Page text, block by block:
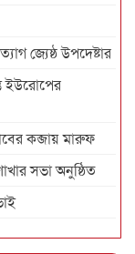
জ্যেষ্ঠ উপদেষ্টার
ইউরোপের
কব্জায় মারুফ
সভা অনুষ্ঠিত